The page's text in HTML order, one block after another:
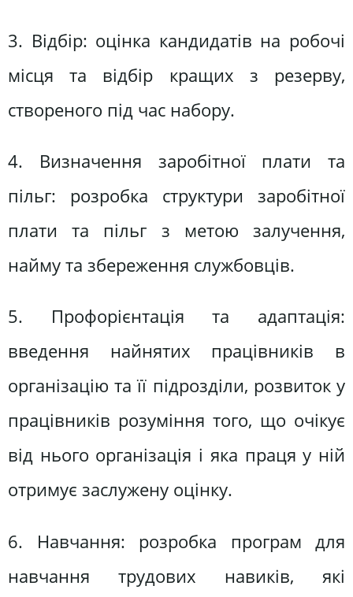
3. Відбір: оцінка кандидатів на робочі
місця та відбір кращих з резерву,
створеного під час набору.
4. Визначення заробітної плати та
пільг: розробка структури заробітної
плати та пільг з метою залучення,
найму та збереження службовців.
5. Профорієнтація та адаптація:
введення найнятих працівників в
організацію та її підрозділи, розвиток у
працівників розуміння того, що очікує
від нього організація і яка праця у ній
отримує заслужену оцінку.
6. Навчання: розробка програм для
навчання трудових навиків, які